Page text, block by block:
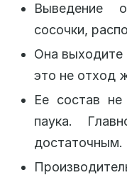
Выведение
сосочки,
Она выходите
это не отход
Ее состав
паука.
достаточным.